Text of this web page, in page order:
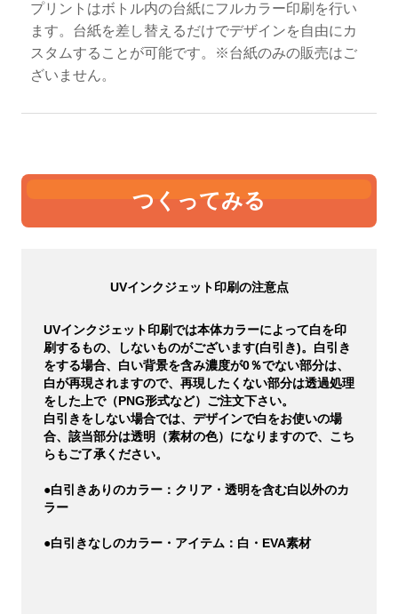
プリントはボトル内の台紙にフルカラー印刷を行い
ます。台紙を差し替えるだけでデザインを自由にカ
スタムすることが可能です。※台紙のみの販売はご
ざいません。
つくってみる
UVインクジェット印刷の注意点
UVインクジェット印刷では本体カラーによって白を印
刷するもの、しないものがございます(白引き)。白引き
をする場合、白い背景を含み濃度が0％でない部分は、
白が再現されますので、再現したくない部分は透過処理
をした上で（PNG形式など）ご注文下さい。
白引きをしない場合では、デザインで白をお使いの場
合、該当部分は透明（素材の色）になりますので、こち
らもご了承ください。
●白引きありのカラー：クリア・透明を含む白以外のカ
ラー
●白引きなしのカラー・アイテム：白・EVA素材